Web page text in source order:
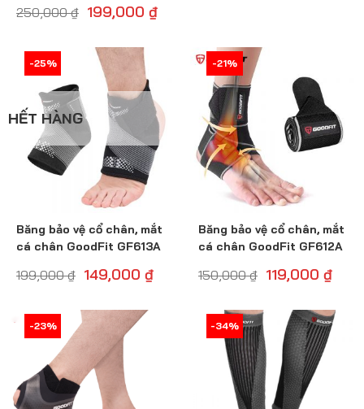
250,000₫ 199,000 ₫
HẾT HÀNG
-26%
Băng bảo vệ cổ chân, mắt
cá chân GoodFit GF613A
199,000₫ 149,000 ₫
-25% -21%
Băng bảo vệ cổ chân, mắt
cá chân GoodFit GF612A
150,000₫ 119,000 ₫
-21%
-24%
-23% -34%
-34%